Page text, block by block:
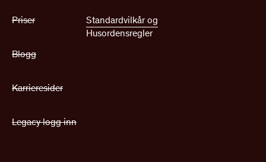
Priser
Blogg
Karrieresider
Legacy logg inn
Standardvilkår og
Husordensregler